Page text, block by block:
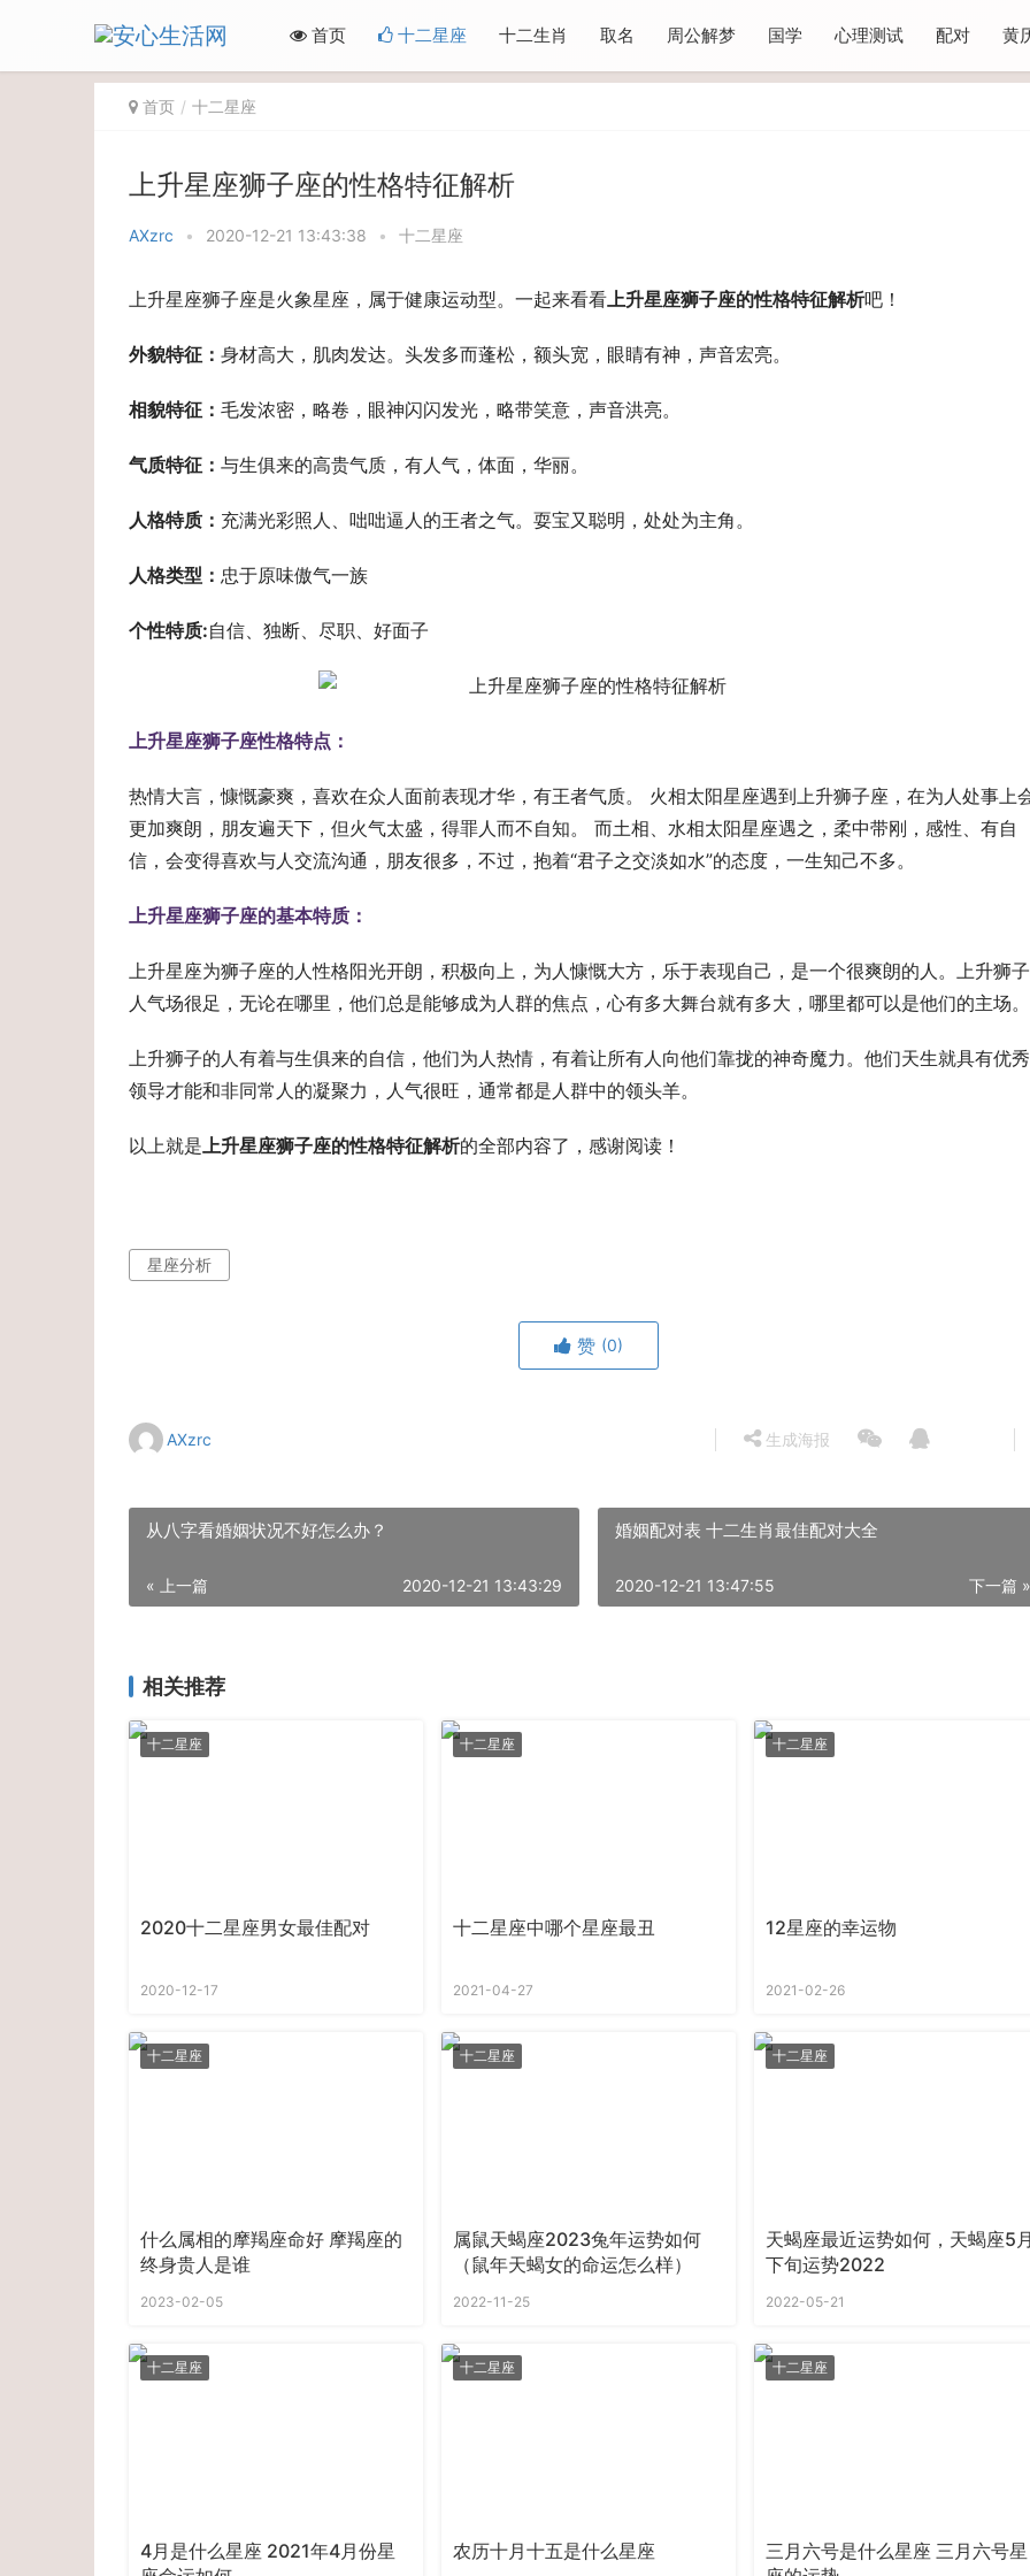
首页 十二星座 十二生肖 取名 周公解梦 国学 心理测试 配对 黄
首页 十二星座
上升星座狮子座的性格特征解析
AXzrc • 2020-12-21 13:43:38 • 十二星座
上升星座狮子座是火象星座，属于健康运动型。一起来看看上升星座狮子座的性格特征解析吧！
外貌特征： 身材高大，肌肉发达。头发多而蓬松，额头宽，眼睛有神，声音宏亮。
相貌特征： 毛发浓密，略卷，眼神闪闪发光，略带笑意，声音洪亮。
气质特征： 与生俱来的高贵气质，有人气，体面，华丽。
人格特质： 充满光彩照人、咄咄逼人的王者之气。耍宝又聪明，处处为主角。
人格类型： 忠于原味傲气一族
个性特质:自信、独断、尽职、好面子
上升星座狮子座性格特点：
热情大言，慷慨豪爽，喜欢在众人面前表现才华，有王者气质。 火相太阳星座遇到上升狮子座，在为人处事上
更加爽朗，朋友遍天下，但火气太盛，得罪人而不自知。 而土相、水相太阳星座遇之，柔中带刚，感性、有自
信，会变得喜欢与人交流沟通，朋友很多，不过，抱着“君子之交淡如水”的态度，一生知己不多。
上升星座狮子座的基本特质：
上升星座为狮子座的人性格阳光开朗，积极向上，为人慷慨大方，乐于表现自己，是一个很爽朗的人。上升狮
人气场很足，无论在哪里，他们总是能够成为人群的焦点，心有多大舞台就有多大，哪里都可以是他们的主场。
上升狮子的人有着与生俱来的自信，他们为人热情，有着让所有人向他们靠拢的神奇魔力。他们天生就具有优
领导才能和非同常人的凝聚力，人气很旺，通常都是人群中的领头羊。
以上就是上升星座狮子座的性格特征解析的全部内容了，感谢阅读！
星座分析
赞 (0)
AXzrc 生成海报
从八字看婚姻状况不好怎么办？
« 上一篇 2020-12-21 13:43:29
婚姻配对表 十二生肖最佳配对大全
下一篇 »
2020-12-21 13:47:55
相关推荐
十二星座
2020十二星座男女最佳配对
2020-12-17
十二星座
十二星座中哪个星座最丑
2021-04-27
十二星座
12星座的幸运物
2021-02-26
十二星座
什么属相的摩羯座命好 摩羯座的
终身贵人是谁
2023-02-05
十二星座
属鼠天蝎座2023兔年运势如何
（鼠年天蝎女的命运怎么样）
2022-11-25
十二星座
天蝎座最近运势如何，天蝎座5
下旬运势2022
2022-05-21
十二星座
4月是什么星座 2021年4月份星
十二星座
农历十月十五是什么星座
十二星座
三月六号是什么星座 三月六号星